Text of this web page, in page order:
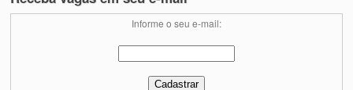
Informe o seu e-mail: